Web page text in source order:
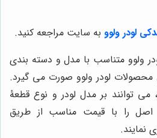
لودر ولوو به سایت مراجعه کنید.
ولوو متناسب با مدل و دسته بندی
لودر ولوو صورت می گیرد.
می توانند بر مدل لودر و نوع قطعۀ
اصل را با قیمت مناسب از طریق
نمایند.